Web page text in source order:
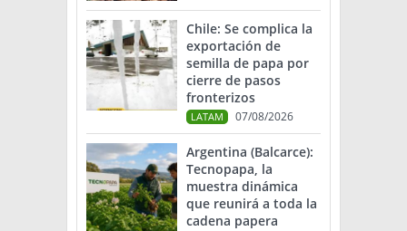
Chile: Se complica la
exportación de
semilla de papa por
cierre de pasos
fronterizos
LATAM 07/08/2026
Argentina (Balcarce):
Tecnopapa, la
muestra dinámica
que reunirá a toda la
cadena papera